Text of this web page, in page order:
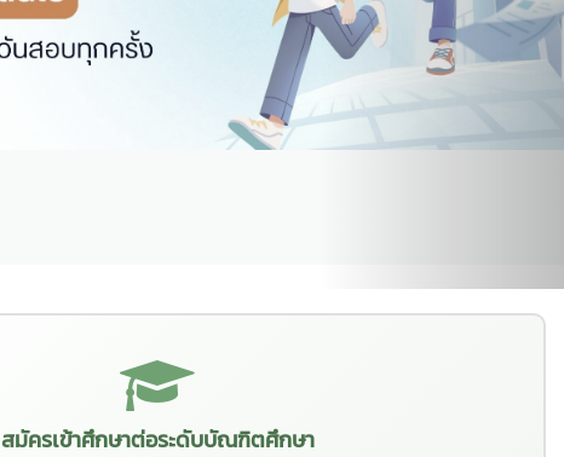
สมัครเข้าศึกษาต่อระดับบัณฑิตศึกษา